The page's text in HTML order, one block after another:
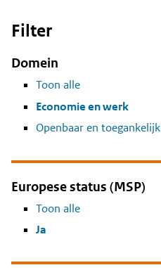
Filter
Domein
Toon alle
Economie en werk
Openbaar en toegankelijk
Europese status (MSP)
Toon alle
Ja